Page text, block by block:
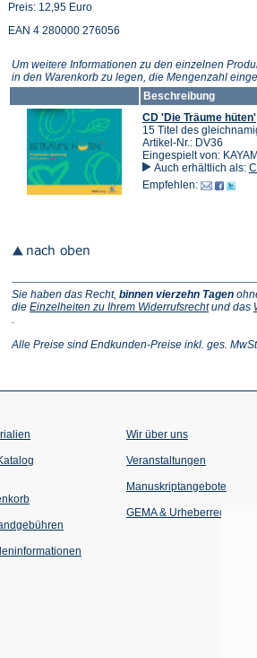
Preis: 12,95 Euro
EAN 4 280000 276056
Um weitere Informationen zu den einzelnen
in den Warenkorb zu legen, die Mengenzahl
Beschreibung
CD 'Die Träume hüten'
15 Titel des
Artikel-Nr.: DV36
Eingespielt von:
Auch erhältlich als:
Empfehlen:
Sie haben das Recht, binnen vierzehn Tagen
die Einzelheiten zu Ihrem Widerrufsrecht(Öffnet
neuen
und das
einem
.
Alle Preise sind Endkunden-Preise inkl. ges.
Wir über uns
Veranstaltungen
einem
Tab)
Manuskriptangebote
GEMA & Urheberrecht